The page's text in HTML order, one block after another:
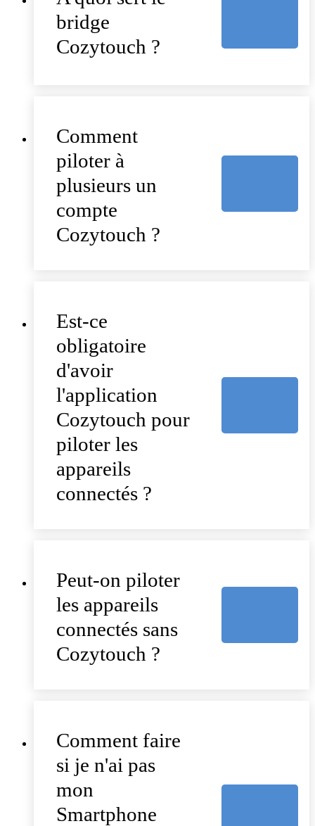
bridge
Cozytouch ?
Comment
piloter à
plusieurs un
compte
Cozytouch ?
Est-ce
obligatoire
d'avoir
l'application
Cozytouch pour
piloter les
appareils
connectés ?
Peut-on piloter
les appareils
connectés sans
Cozytouch ?
Comment faire
si je n'ai pas
mon
Smartphone